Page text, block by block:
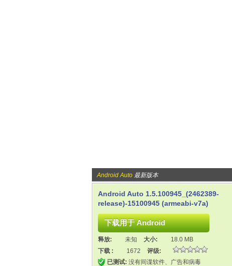
Android Auto 最新版本
Android Auto 1.5.100945_(2462389-
release)-15100945 (armeabi-v7a)
释放: 未知 大小:
18.0 MB
下载 :
1672
评级:
已测试: 没有间谍软件、广告和病毒